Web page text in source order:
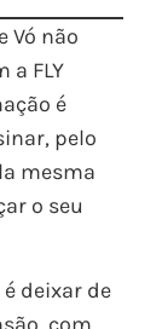
Vó não
a FLY
é
pelo
mesma
o seu
deixar de